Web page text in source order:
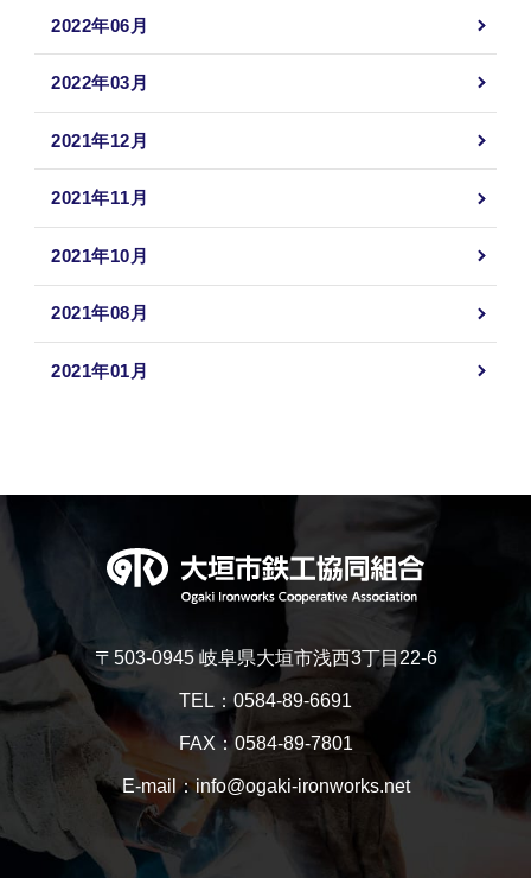
2022年06月
2022年03月
2021年12月
2021年11月
2021年10月
2021年08月
2021年01月
〒503-0945 岐阜県大垣市浅西3丁目22-6
TEL：0584-89-6691
FAX：0584-89-7801
E-mail：info@ogaki-ironworks.net